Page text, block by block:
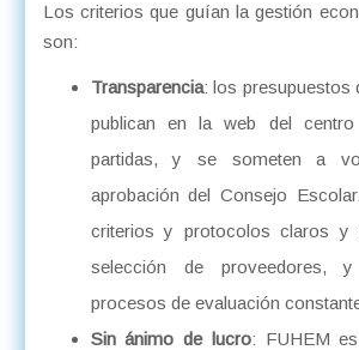
Los criterios que guían la gestión
son:
Transparencia: los presupuestos
publican en la web del
partidas, y se someten a
aprobación del Consejo
criterios y protocolos claros y
selección de proveedores,
procesos de evaluación
Sin ánimo de lucro: FUHEM